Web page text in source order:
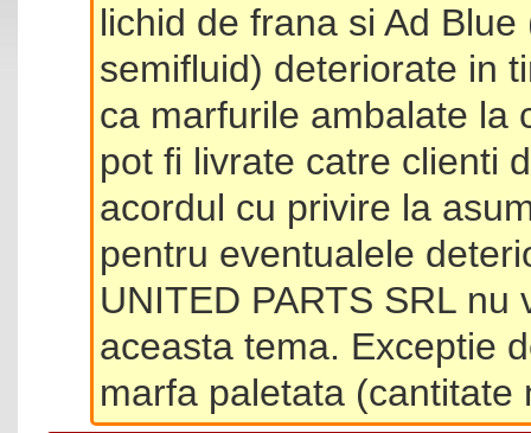
lichid de frana si Ad
semifluid) deteriorate in
ca marfurile ambalate la
pot fi livrate catre clienti
acordul cu privire la
pentru eventualele
UNITED PARTS SRL
aceasta tema. Exceptie
marfa paletata (cantitate